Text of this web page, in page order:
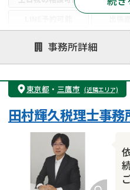
注力案件
遺言書作成・遺言執行
相
遺産分割
遺留分
相続手続き
銀行
成年後見・任意後見
贈
相続人調査
相続トラブル
事務所詳細
東京都 ・ 三鷹市 (近隣エリア)
田村輝久税理士事務